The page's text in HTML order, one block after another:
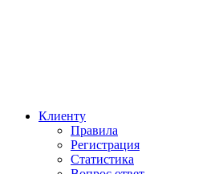
Клиенту
Правила
Регистрация
Статистика